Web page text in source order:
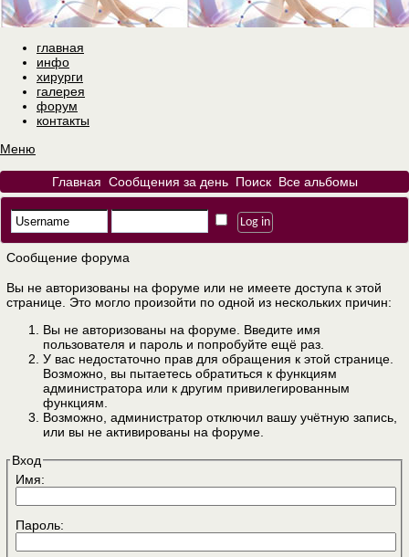
главная
инфо
хирурги
галерея
форум
контакты
Меню
Главная Сообщения за день Поиск Все альбомы
Сообщение форума
Вы не авторизованы на форуме или не имеете доступа к этой
странице. Это могло произойти по одной из нескольких причин:
Вы не авторизованы на форуме. Введите имя
пользователя и пароль и попробуйте ещё раз.
У вас недостаточно прав для обращения к этой странице.
Возможно, вы пытаетесь обратиться к функциям
администратора или к другим привилегированным
функциям.
Возможно, администратор отключил вашу учётную запись,
или вы не активированы на форуме.
Вход
Имя:
Пароль: